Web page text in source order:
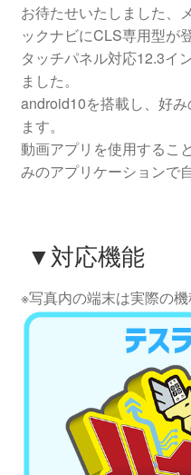
お待たせいたしました、
ックナビにCLS専用型が
タッチパネル対応12.3イ
ました。
android10を搭載し、好
ます。
動画アプリを使用するこ
みのアプリケーションで
▼対応機能
※写真内の端末は実際の機